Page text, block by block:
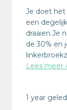
Je doet het
een
draaien.Je
de 30% en
Lees meer
1 year